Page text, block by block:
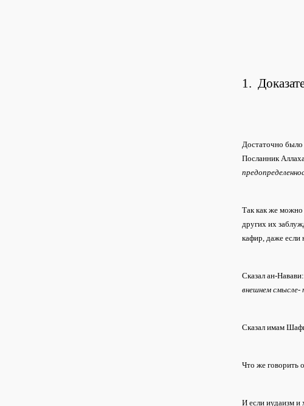
1.
Достаточно
Посланник Аллаха,
Так как же можно
других их
кафир, даже если
Сказал ан-Навави:
внешнем смысле-
Сказал имам
Что же говорить
И если иудаизм и